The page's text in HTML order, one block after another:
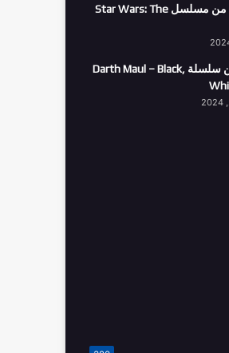
Kelnacca من مسلسل Star Wars: The
الاعلان عن سلسلة Darth Maul – Black,